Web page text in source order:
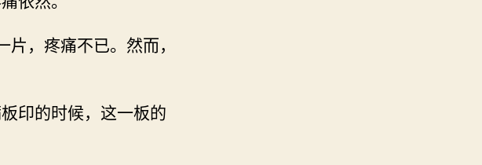
，疼痛不已。然而，
印的时候，这一板的